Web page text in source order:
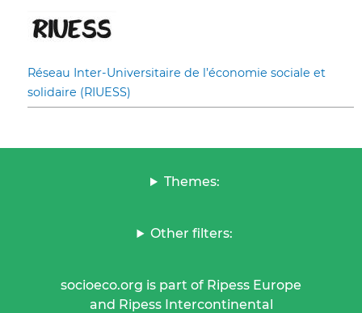
Réseau Inter-Universitaire de l’économie sociale et
solidaire (RIUESS)
Themes:
Other filters:
socioeco.org is part of Ripess Europe
and Ripess Intercontinental